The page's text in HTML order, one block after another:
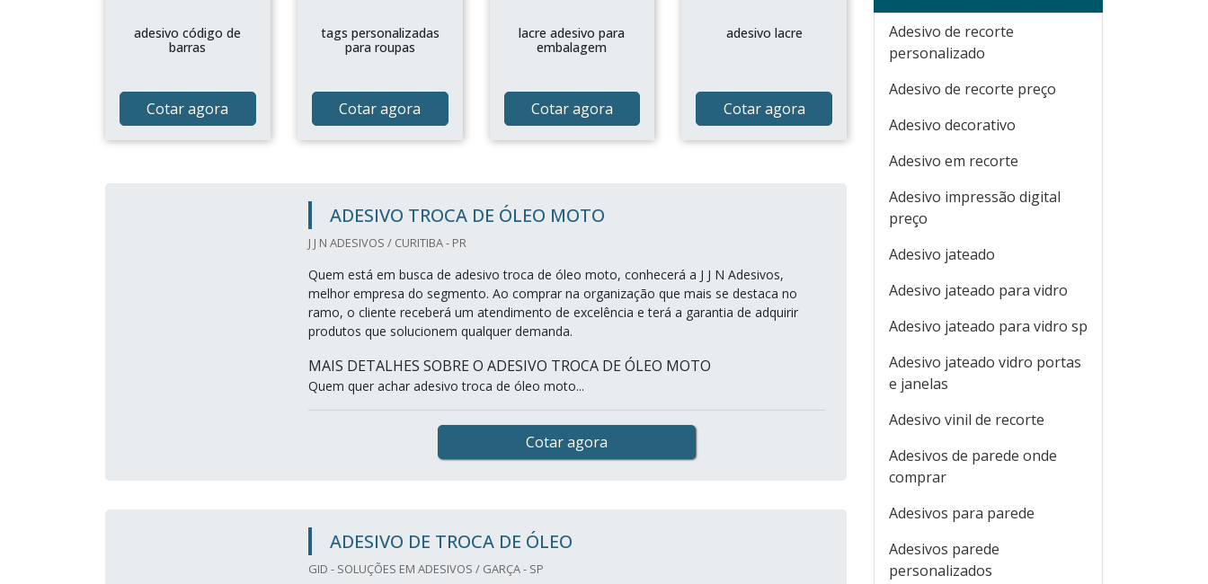
adesivo código de
barras
Cotar agora
tags personalizadas
para roupas
Cotar agora
lacre adesivo para
embalagem
Cotar agora
adesivo lacre
Cotar agora
ADESIVO TROCA DE ÓLEO MOTO
J J N ADESIVOS / CURITIBA - PR
Quem está em busca de adesivo troca de óleo moto, conhecerá a J J N Adesivos,
melhor empresa do segmento. Ao comprar na organização que mais se destaca no
ramo, o cliente receberá um atendimento de excelência e terá a garantia de adquirir
produtos que solucionem qualquer demanda.
MAIS DETALHES SOBRE O ADESIVO TROCA DE ÓLEO MOTO
Quem quer achar adesivo troca de óleo moto...
Cotar agora
ADESIVO DE TROCA DE ÓLEO
GID - SOLUÇÕES EM ADESIVOS / GARÇA - SP
Adesivo de recorte
personalizado
Adesivo de recorte preço
Adesivo decorativo
Adesivo em recorte
Adesivo impressão digital
preço
Adesivo jateado
Adesivo jateado para vidro
Adesivo jateado para vidro sp
Adesivo jateado vidro portas
e janelas
Adesivo vinil de recorte
Adesivos de parede onde
comprar
Adesivos para parede
Adesivos parede
personalizados